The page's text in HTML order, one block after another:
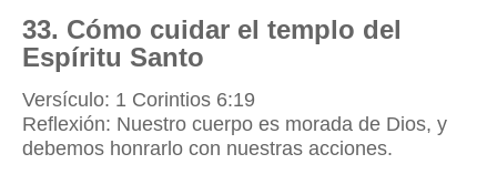
33. Cómo cuidar el templo del
Espíritu Santo
Versículo: 1 Corintios 6:19
Reflexión: Nuestro cuerpo es morada de Dios, y
debemos honrarlo con nuestras acciones.